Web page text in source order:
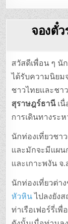
จองตั๋
สวัสดีเพื่อน ๆ นั
ได้รับความนิยม
ชาวไทยและชา
สุราษฎร์ธานี เ
การเดินทางระ
นักท่องเที่ยวชา
และมักจะมีแผน
และเกาะพงัน จ
นักท่องเที่ยวต่า
หัวหินไปลงยัง
ท่าเรือเฟอร์รี่เพื่